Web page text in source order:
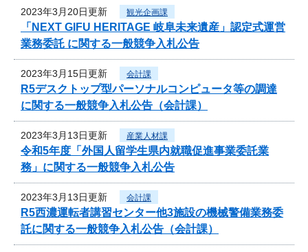
2023年3月20日更新 観光企画課
「NEXT GIFU HERITAGE 岐阜未来遺産」認定式運営
業務委託 に関する一般競争入札公告
2023年3月15日更新 会計課
R5デスクトップ型パーソナルコンピュータ等の調達
に関する一般競争入札公告（会計課）
2023年3月13日更新 産業人材課
令和5年度「外国人留学生県内就職促進事業委託業
務」に関する一般競争入札公告
2023年3月13日更新 会計課
R5西濃運転者講習センター他3施設の機械警備業務委
託に関する一般競争入札公告（会計課）